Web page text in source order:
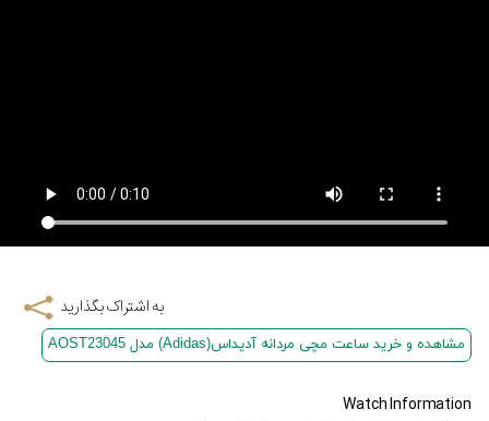
به اشتراک بگذارید
مشاهده و خرید ساعت مچی مردانه آدیداس(Adidas) مدل AOST23045
Watch Information